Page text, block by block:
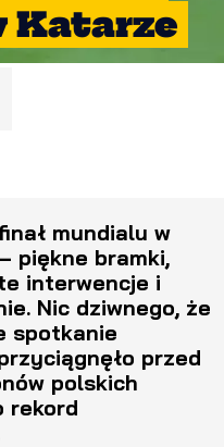
Katarze
mundialu w
piękne bramki,
interwencje i
Nic dziwnego, że
spotkanie
przed
polskich
rekord